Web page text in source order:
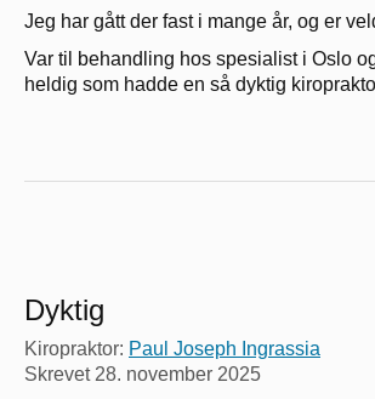
Jeg har gått der fast i mange år, og er
Var til behandling hos spesialist i Oslo
heldig som hadde en så dyktig
Dyktig
Kiropraktor: Paul Joseph Ingrassia
Skrevet 28. november 2025